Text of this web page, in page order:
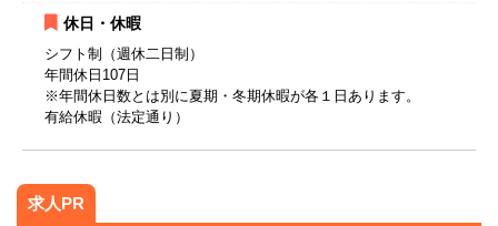
休日・休暇
シフト制（週休二日制）
年間休日107日
※年間休日数とは別に夏期・冬期休暇が各１日あります。
有給休暇（法定通り）
求人PR